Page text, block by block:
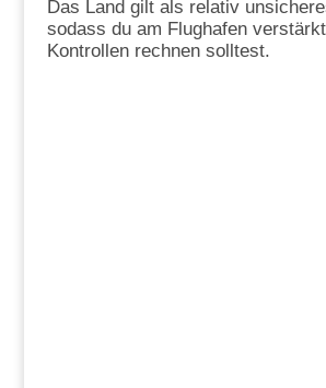
Das Land gilt als relativ
sodass du am Flughafen
Kontrollen rechnen solltest.